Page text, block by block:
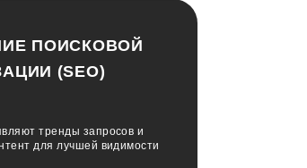
ПОИСКОВОЙ
(SEO)
тренды запросов и
для лучшей видимости